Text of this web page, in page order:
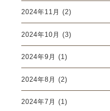
2024年11月 (2)
2024年10月 (3)
2024年9月 (1)
2024年8月 (2)
2024年7月 (1)